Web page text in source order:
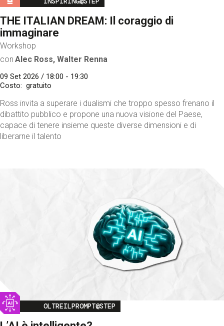
THE ITALIAN DREAM: Il coraggio di
immaginare
Workshop
con Alec Ross, Walter Renna
09 Set 2026 / 18:00 - 19:30
Costo
gratuito
Ross invita a superare i dualismi che troppo spesso frenano il
dibattito pubblico e propone una nuova visione del Paese,
capace di tenere insieme queste diverse dimensioni e di
liberarne il talento
Image
OLTREILPROMPT@STEP